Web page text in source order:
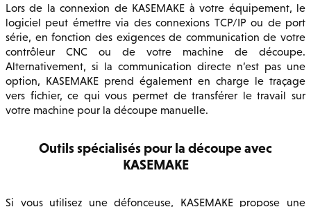
Lors de la connexion de KASEMAKE à votre équipement, le
logiciel peut émettre via des connexions TCP/IP ou de port
série, en fonction des exigences de communication de votre
contrôleur CNC ou de votre machine de découpe.
Alternativement, si la communication directe n’est pas une
option, KASEMAKE prend également en charge le traçage
vers fichier, ce qui vous permet de transférer le travail sur
votre machine pour la découpe manuelle.
Outils spécialisés pour la découpe avec
KASEMAKE
Si vous utilisez une défonceuse, KASEMAKE propose une